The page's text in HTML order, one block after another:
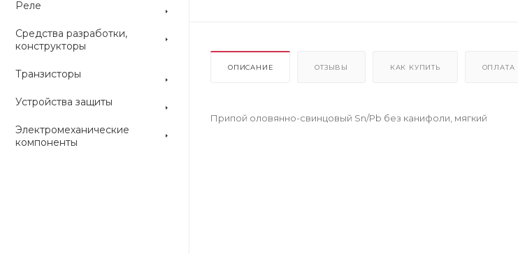
Реле
Средства разработки,
конструкторы
Транзисторы
Устройства защиты
Электромеханические
компоненты
ОПИСАНИЕ ОТЗЫВЫ КАК КУПИТЬ ОПЛАТА
Припой оловянно-свинцовый Sn/Pb без канифоли, мягкий